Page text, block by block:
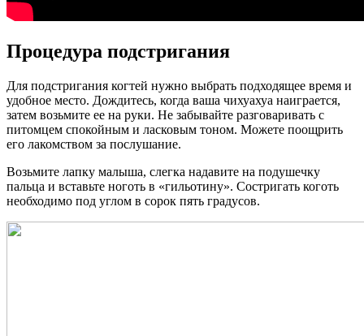
Процедура подстригания
Для подстригания когтей нужно выбрать подходящее время и
удобное место. Дождитесь, когда ваша чихуахуа наиграется,
затем возьмите ее на руки. Не забывайте разговаривать с
питомцем спокойным и ласковым тоном. Можете поощрить
его лакомством за послушание.
Возьмите лапку малыша, слегка надавите на подушечку
пальца и вставьте ноготь в «гильотину». Состригать коготь
необходимо под углом в сорок пять градусов.